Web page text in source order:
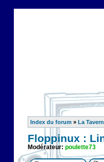
Index du forum » La
Floppinux :
Modérateur: poulette73